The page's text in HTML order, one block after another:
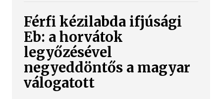
Férfi kézilabda ifjúsági
Eb: a horvátok
legyőzésével
negyeddöntős a magyar
válogatott